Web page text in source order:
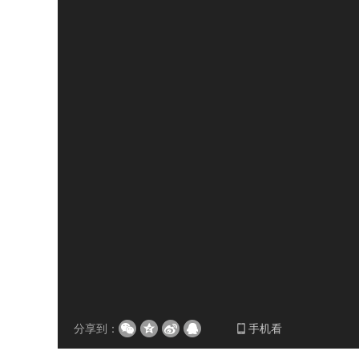
分享到： 手机看